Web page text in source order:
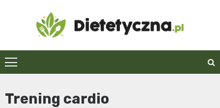
Dietetyczna.pl
Trening cardio